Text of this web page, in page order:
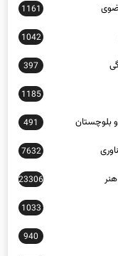
1161
1042
397
1185
بلوچستان 491
7632
23306
1033
940